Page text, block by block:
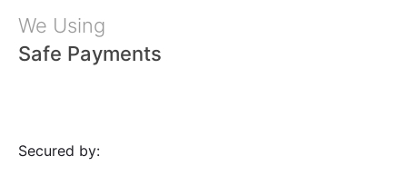
We Using
Safe Payments
Secured by: